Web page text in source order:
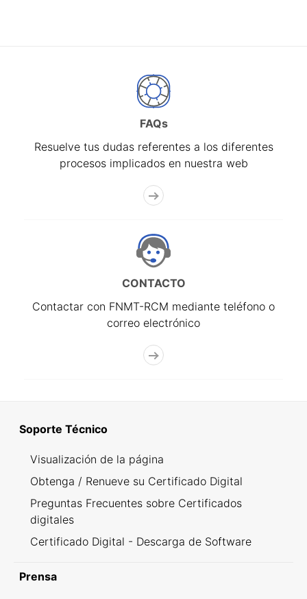
FAQs
Resuelve tus dudas referentes a los diferentes
procesos implicados en nuestra web
CONTACTO
Contactar con FNMT-RCM mediante teléfono o
correo electrónico
Soporte Técnico
Visualización de la página
Obtenga / Renueve su Certificado Digital
Preguntas Frecuentes sobre Certificados
digitales
Certificado Digital - Descarga de Software
Prensa